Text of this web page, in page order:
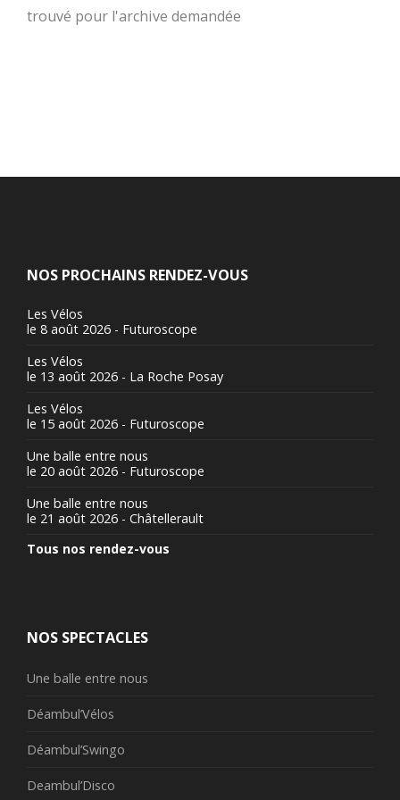
trouvé pour l'archive demandée
NOS PROCHAINS RENDEZ-VOUS
Les Vélos
le 8 août 2026 - Futuroscope
Les Vélos
le 13 août 2026 - La Roche Posay
Les Vélos
le 15 août 2026 - Futuroscope
Une balle entre nous
le 20 août 2026 - Futuroscope
Une balle entre nous
le 21 août 2026 - Châtellerault
Tous nos rendez-vous
NOS SPECTACLES
Une balle entre nous
Déambul’Vélos
Déambul’Swingo
Deambul’Disco